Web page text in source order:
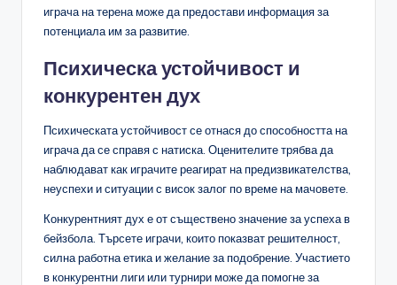
играча на терена може да предостави информация за
потенциала им за развитие.
Психическа устойчивост и
конкурентен дух
Психическата устойчивост се отнася до способността на
играча да се справя с натиска. Оценителите трябва да
наблюдават как играчите реагират на предизвикателства,
неуспехи и ситуации с висок залог по време на мачовете.
Конкурентният дух е от съществено значение за успеха в
бейзбола. Търсете играчи, които показват решителност,
силна работна етика и желание за подобрение. Участието
в конкурентни лиги или турнири може да помогне за